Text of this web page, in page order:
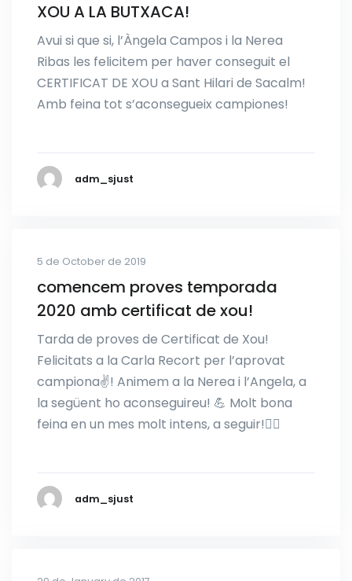
XOU A LA BUTXACA!
Avui si que si, l’Àngela Campos i la Nerea
Ribas les felicitem per haver conseguit el
CERTIFICAT DE XOU a Sant Hilari de Sacalm!
Amb feina tot s’aconsegueix campiones!
adm_sjust
5 de October de 2019
comencem proves temporada
2020 amb certificat de xou!
Tarda de proves de Certificat de Xou!
Felicitats a la Carla Recort per l’aprovat
campiona✌️! Animem a la Nerea i l’Angela, a
la següent ho aconseguireu! 💪 Molt bona
feina en un mes molt intens, a seguir!🤸‍♀️
adm_sjust